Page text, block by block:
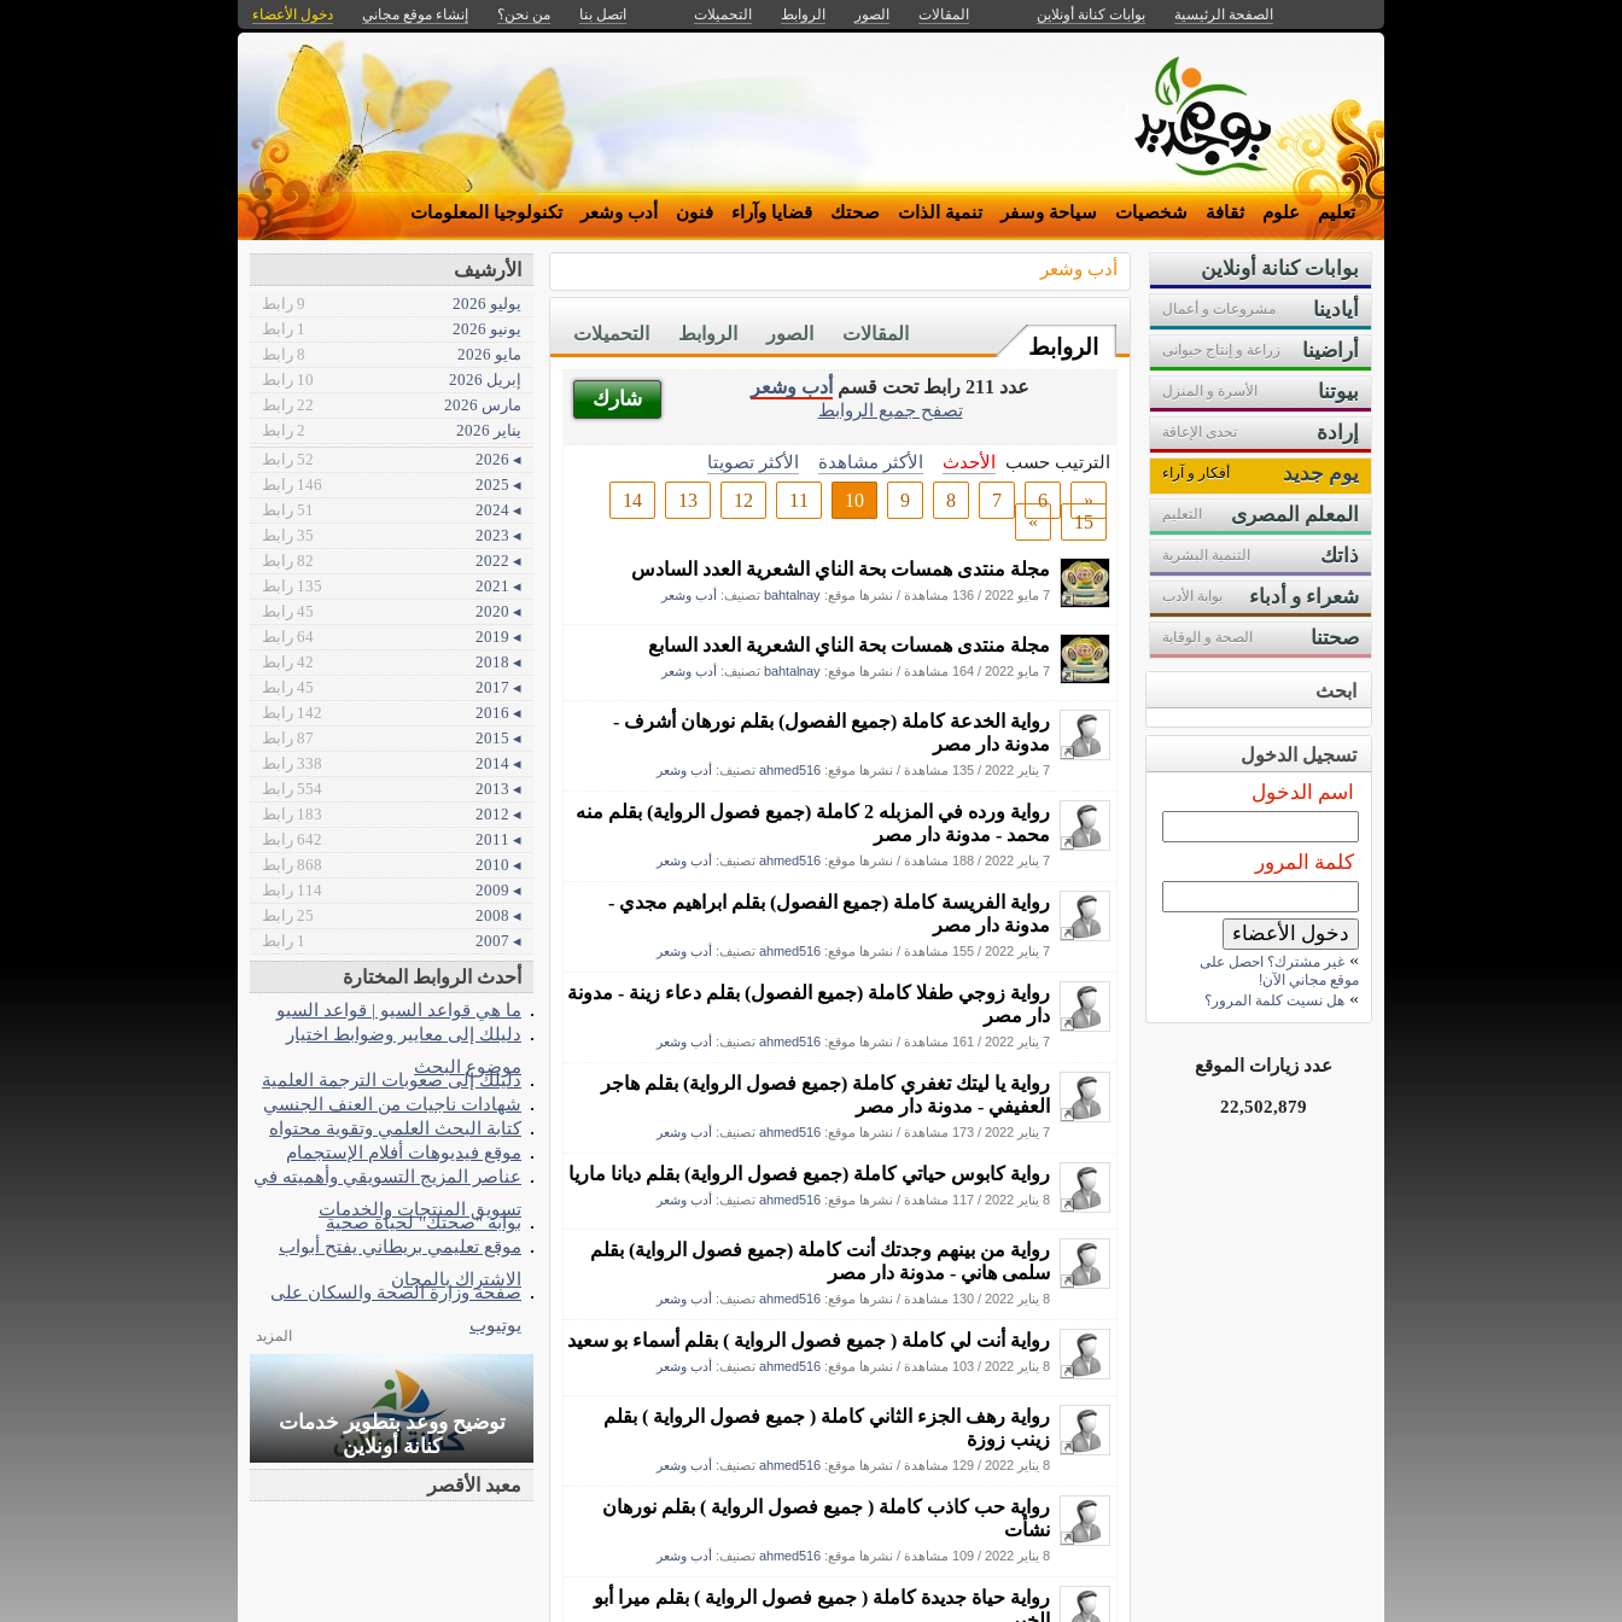
الصفحة الرئيسية بوابات كنانة أونلاين المقالات الصور الروابط التحميلات اتصل بنا من نحن؟ إنشاء موقع مجاني دخول الأعضاء
تعليم علوم ثقافة شخصيات سياحة وسفر تنمية الذات صحتك قضايا وآراء فنون أدب وشعر تكنولوجيا المعلومات
أدب وشعر
الروابط
التحميلات الروابط الصور المقالات
شارك
عدد 211 رابط تحت قسم
أدب وشعر
تصفح جميع الروابط
الترتيب حسب الأحدث الأكثر مشاهدة
الأكثر تصويتا
«
6
7
8
9
10
11
12
13
14
15
»
مجلة منتدى همسات بحة الناي الشعرية العدد السادس
7 مايو 2022 / 136 مشاهدة / نشرها موقع: bahtalnay تصنيف: أدب وشعر
مجلة منتدى همسات بحة الناي الشعرية العدد السابع
7 مايو 2022 / 164 مشاهدة / نشرها موقع: bahtalnay تصنيف: أدب وشعر
رواية الخدعة كاملة (جميع الفصول) بقلم نورهان أشرف -
مدونة دار مصر
7 يناير 2022 / 135 مشاهدة / نشرها موقع: ahmed516 تصنيف: أدب وشعر
رواية ورده في المزبله 2 كاملة (جميع فصول الرواية) بقلم منه
محمد - مدونة دار مصر
7 يناير 2022 / 188 مشاهدة / نشرها موقع: ahmed516 تصنيف: أدب وشعر
رواية الفريسة كاملة (جميع الفصول) بقلم ابراهيم مجدي -
مدونة دار مصر
7 يناير 2022 / 155 مشاهدة / نشرها موقع: ahmed516 تصنيف: أدب وشعر
رواية زوجي طفلا كاملة (جميع الفصول) بقلم دعاء زينة - مدونة
دار مصر
7 يناير 2022 / 161 مشاهدة / نشرها موقع: ahmed516 تصنيف: أدب وشعر
رواية يا ليتك تغفري كاملة (جميع فصول الرواية) بقلم هاجر
العفيفي - مدونة دار مصر
7 يناير 2022 / 173 مشاهدة / نشرها موقع: ahmed516 تصنيف: أدب وشعر
رواية كابوس حياتي كاملة (جميع فصول الرواية) بقلم ديانا ماريا
8 يناير 2022 / 117 مشاهدة / نشرها موقع: ahmed516 تصنيف: أدب وشعر
رواية من بينهم وجدتك أنت كاملة (جميع فصول الرواية) بقلم
سلمى هاني - مدونة دار مصر
8 يناير 2022 / 130 مشاهدة / نشرها موقع: ahmed516 تصنيف: أدب وشعر
رواية أنت لي كاملة ( جميع فصول الرواية ) بقلم أسماء بو سعيد
8 يناير 2022 / 103 مشاهدة / نشرها موقع: ahmed516 تصنيف: أدب وشعر
رواية رهف الجزء الثاني كاملة ( جميع فصول الرواية ) بقلم
زينب زوزة
8 يناير 2022 / 129 مشاهدة / نشرها موقع: ahmed516 تصنيف: أدب وشعر
رواية حب كاذب كاملة ( جميع فصول الرواية ) بقلم نورهان
نشأت
8 يناير 2022 / 109 مشاهدة / نشرها موقع: ahmed516 تصنيف: أدب وشعر
رواية حياة جديدة كاملة ( جميع فصول الرواية ) بقلم ميرا أبو
بوابات كنانة أونلاين
أيادينا
مشروعات و أعمال
أراضينا زراعة و إنتاج حيوانى
بيوتنا الأسرة و المنزل
إرادة تحدى الإعاقة
يوم جديد أفكار و آراء
المعلم المصرى التعليم
ذاتك التنمية البشرية
شعراء و أدباء بوابة الأدب
صحتنا الصحة و الوقاية
ابحث
تسجيل الدخول
اسم الدخول
كلمة المرور
» غير مشترك؟ احصل على
موقع مجاني الآن!
» هل نسيت كلمة المرور؟
عدد زيارات الموقع
22,502,879
الأرشيف
يوليو 2026
9 رابط
يونيو 2026
1 رابط
مايو 2026
8 رابط
إبريل 2026
10 رابط
مارس 2026
22 رابط
يناير 2026
2 رابط
◂ 2026
52 رابط
◂ 2025
146 رابط
◂ 2024
51 رابط
◂ 2023
35 رابط
◂ 2022
82 رابط
◂ 2021
135 رابط
◂ 2020
45 رابط
◂ 2019
64 رابط
◂ 2018
42 رابط
◂ 2017
45 رابط
◂ 2016
142 رابط
◂ 2015
87 رابط
◂ 2014
338 رابط
◂ 2013
554 رابط
◂ 2012
183 رابط
◂ 2011
642 رابط
◂ 2010
868 رابط
◂ 2009
114 رابط
◂ 2008
25 رابط
◂ 2007
1 رابط
أحدث الروابط المختارة
ما هي قواعد السيو | قواعد السيو
دليلك إلى معايير وضوابط اختيار
موضوع البحث
دليلك إلى صعوبات الترجمة العلمية
شهادات ناجيات من العنف الجنسي
كتابة البحث العلمي وتقوية محتواه
موقع فيديوهات أفلام الإستجمام
عناصر المزيج التسويقي وأهميته في
تسويق المنتجات والخدمات
بوابة "صحتك" لحياة صحية
موقع تعليمي بريطاني يفتح أبواب
الاشتراك بالمجان
صفحة وزارة الصحة والسكان على
المزيد
توضيح ووعد بتطوير خدمات
كنانة أونلاين
معبد الأقصر